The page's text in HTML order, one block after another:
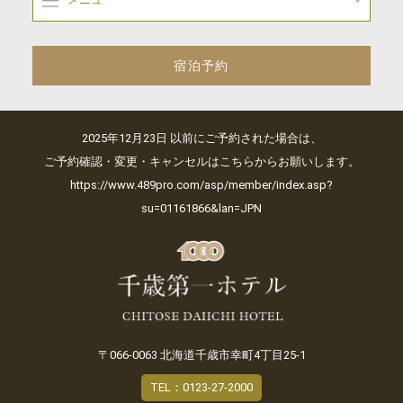
宿泊予約
2025年12月23日 以前にご予約された場合は、
ご予約確認・変更・キャンセルはこちらからお願いします。
https://www.489pro.com/asp/member/index.asp?
su=01161866&lan=JPN
〒066-0063 北海道千歳市幸町4丁目25-1
TEL：0123-27-2000